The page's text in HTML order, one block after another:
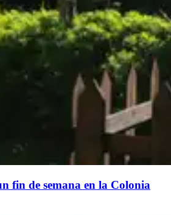
fin de semana en la Colonia